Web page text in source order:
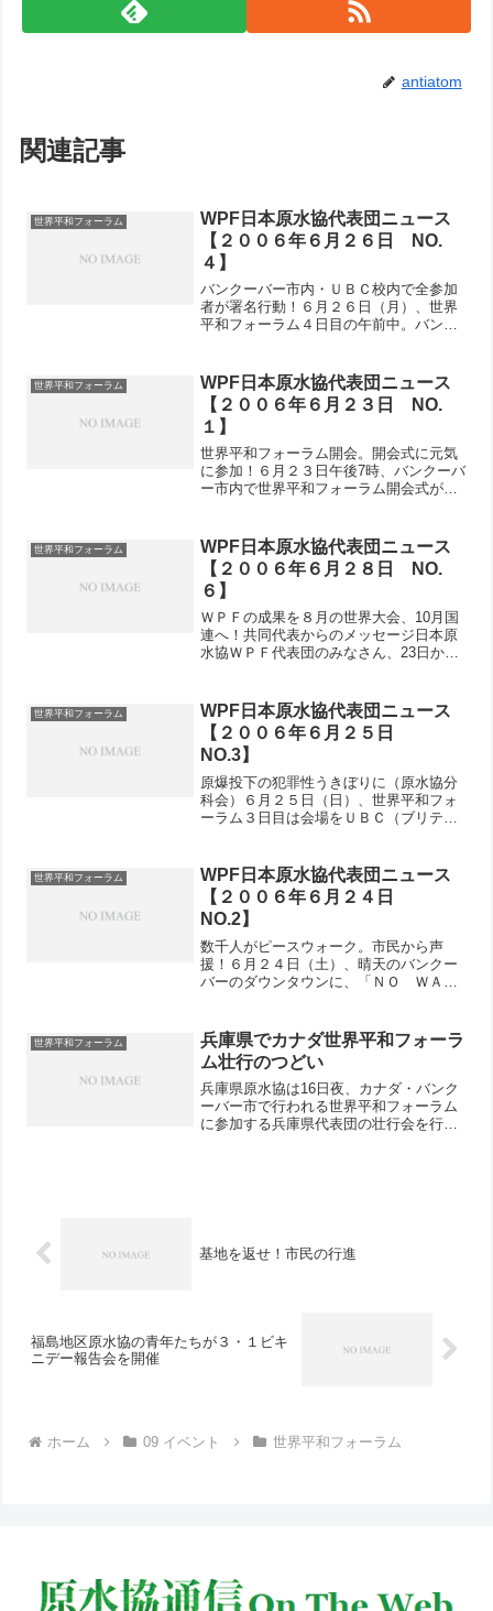
antiatom
関連記事
世界平和フォーラム
WPF日本原水協代表団ニュース
【２００６年６月２６日 NO.
４】
バンクーバー市内・ＵＢＣ校内で全参加
者が署名行動！６月２６日（月）、世界
平和フォーラム４日目の午前中。バンク
シュコロンビア大学）の２ヵ所で、全団
員が参加して「すみやか」...
世界平和フォーラム
WPF日本原水協代表団ニュース
【２００６年６月２３日 NO.
１】
世界平和フォーラム開会。開会式に元気
に参加！６月２３日午後7時、バンクーバ
ー市内で世界平和フォーラム開会式が開
に描かれた、2000人以上収容できるオペ
ラ劇場。長旅の疲れ...
世界平和フォーラム
WPF日本原水協代表団ニュース
【２００６年６月２８日 NO.
６】
ＷＰＦの成果を８月の世界大会、10月国
連へ！共同代表からのメッセージ日本原
水協ＷＰＦ代表団のみなさん、23日から
朝にはＡコースの参加者が帰国します。
代表団全員が集まる...
世界平和フォーラム
WPF日本原水協代表団ニュース
【２００６年６月２５日
NO.3】
原爆投下の犯罪性うきぼりに（原水協分
科会）６月２５日（日）、世界平和フォ
ーラム３日目は会場をＵＢＣ（ブリティ
ました。日本原水協が主催した分科会
「広島・長崎の悲劇」には、...
世界平和フォーラム
WPF日本原水協代表団ニュース
【２００６年６月２４日
NO.2】
数千人がピースウォーク。市民から声
援！６月２４日（土）、晴天のバンクー
バーのダウンタウンに、「ＮＯ ＷＡ
イジンググレイス」「Ｗｅ Ｓｈａｌ
ｌ Ｏｖｅｒｃｏｍｅ」の歌声が...
世界平和フォーラム
兵庫県でカナダ世界平和フォーラ
ム壮行のつどい
兵庫県原水協は16日夜、カナダ・バンク
ーバー市で行われる世界平和フォーラム
に参加する兵庫県代表団の壮行会を行
基地を返せ！市民の行進
福島地区原水協の青年たちが３・１ビキ
ニデー報告会を開催
ホーム 09 イベント 世界平和フォーラム